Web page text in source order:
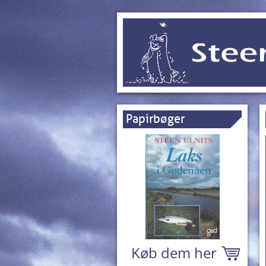
Papirbøger
Køb dem her